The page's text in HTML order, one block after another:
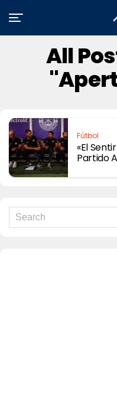
All
Fútbol
«El
Partido